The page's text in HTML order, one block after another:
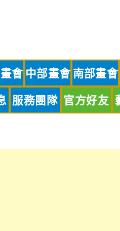
會 中部畫會 南部畫會
服務團隊 官方好友